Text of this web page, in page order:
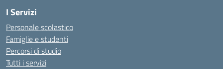
I Servizi
Personale scolastico
Famiglie e studenti
Percorsi di studio
Tutti i servizi